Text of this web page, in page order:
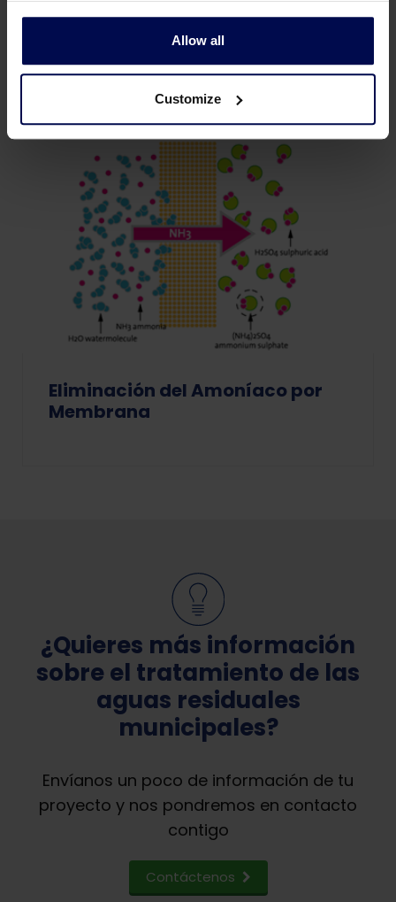
Allow all
Customize
Proceso de Ósmosis Inversa
Eliminación del Amoníaco por
Membrana
¿Quieres más información
sobre el tratamiento de las
aguas residuales
municipales?
Envíanos un poco de información de tu
proyecto y nos pondremos en contacto
contigo
Contáctenos